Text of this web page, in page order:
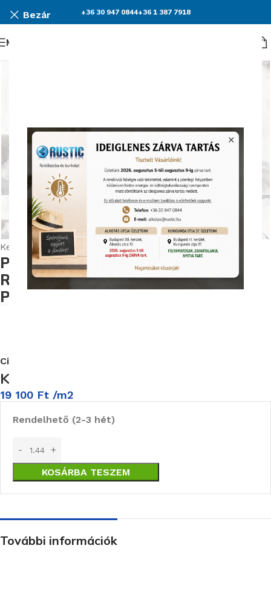
Bezár +36 30 947 0844+36 1 387 7918
Menü
Nagyításhoz kattints ide
Kezdőlap Burkolatok Provenza Unique Marble
Provenza Unique Marble Calacatta
Regale Silktech Ret 60X120 cm
Padlólap (EKS7)
Cikkszám:
Képgaléria
19 100 Ft /m2
Rendelhető (2-3 hét)
KOSÁRBA TESZEM
További információk